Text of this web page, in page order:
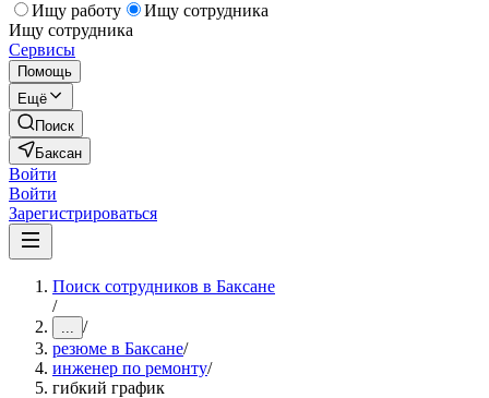
Ищу работу
Ищу сотрудника
Ищу сотрудника
Сервисы
Помощь
Ещё
Поиск
Баксан
Войти
Войти
Зарегистрироваться
Поиск сотрудников в Баксане
/
... /
резюме в Баксане/
инженер по ремонту/
гибкий график